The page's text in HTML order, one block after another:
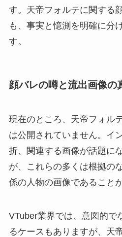
す。天帝フォルテに関する
も、事実と憶測を明確に分
す。
顔バレの噂と流出画像の
現在のところ、天帝フォル
は公開されていません。イ
折、関連する画像が話題に
が、これらの多くは根拠の
係の人物の画像であること
VTuber業界では、意図的で
るケースもありますが、天